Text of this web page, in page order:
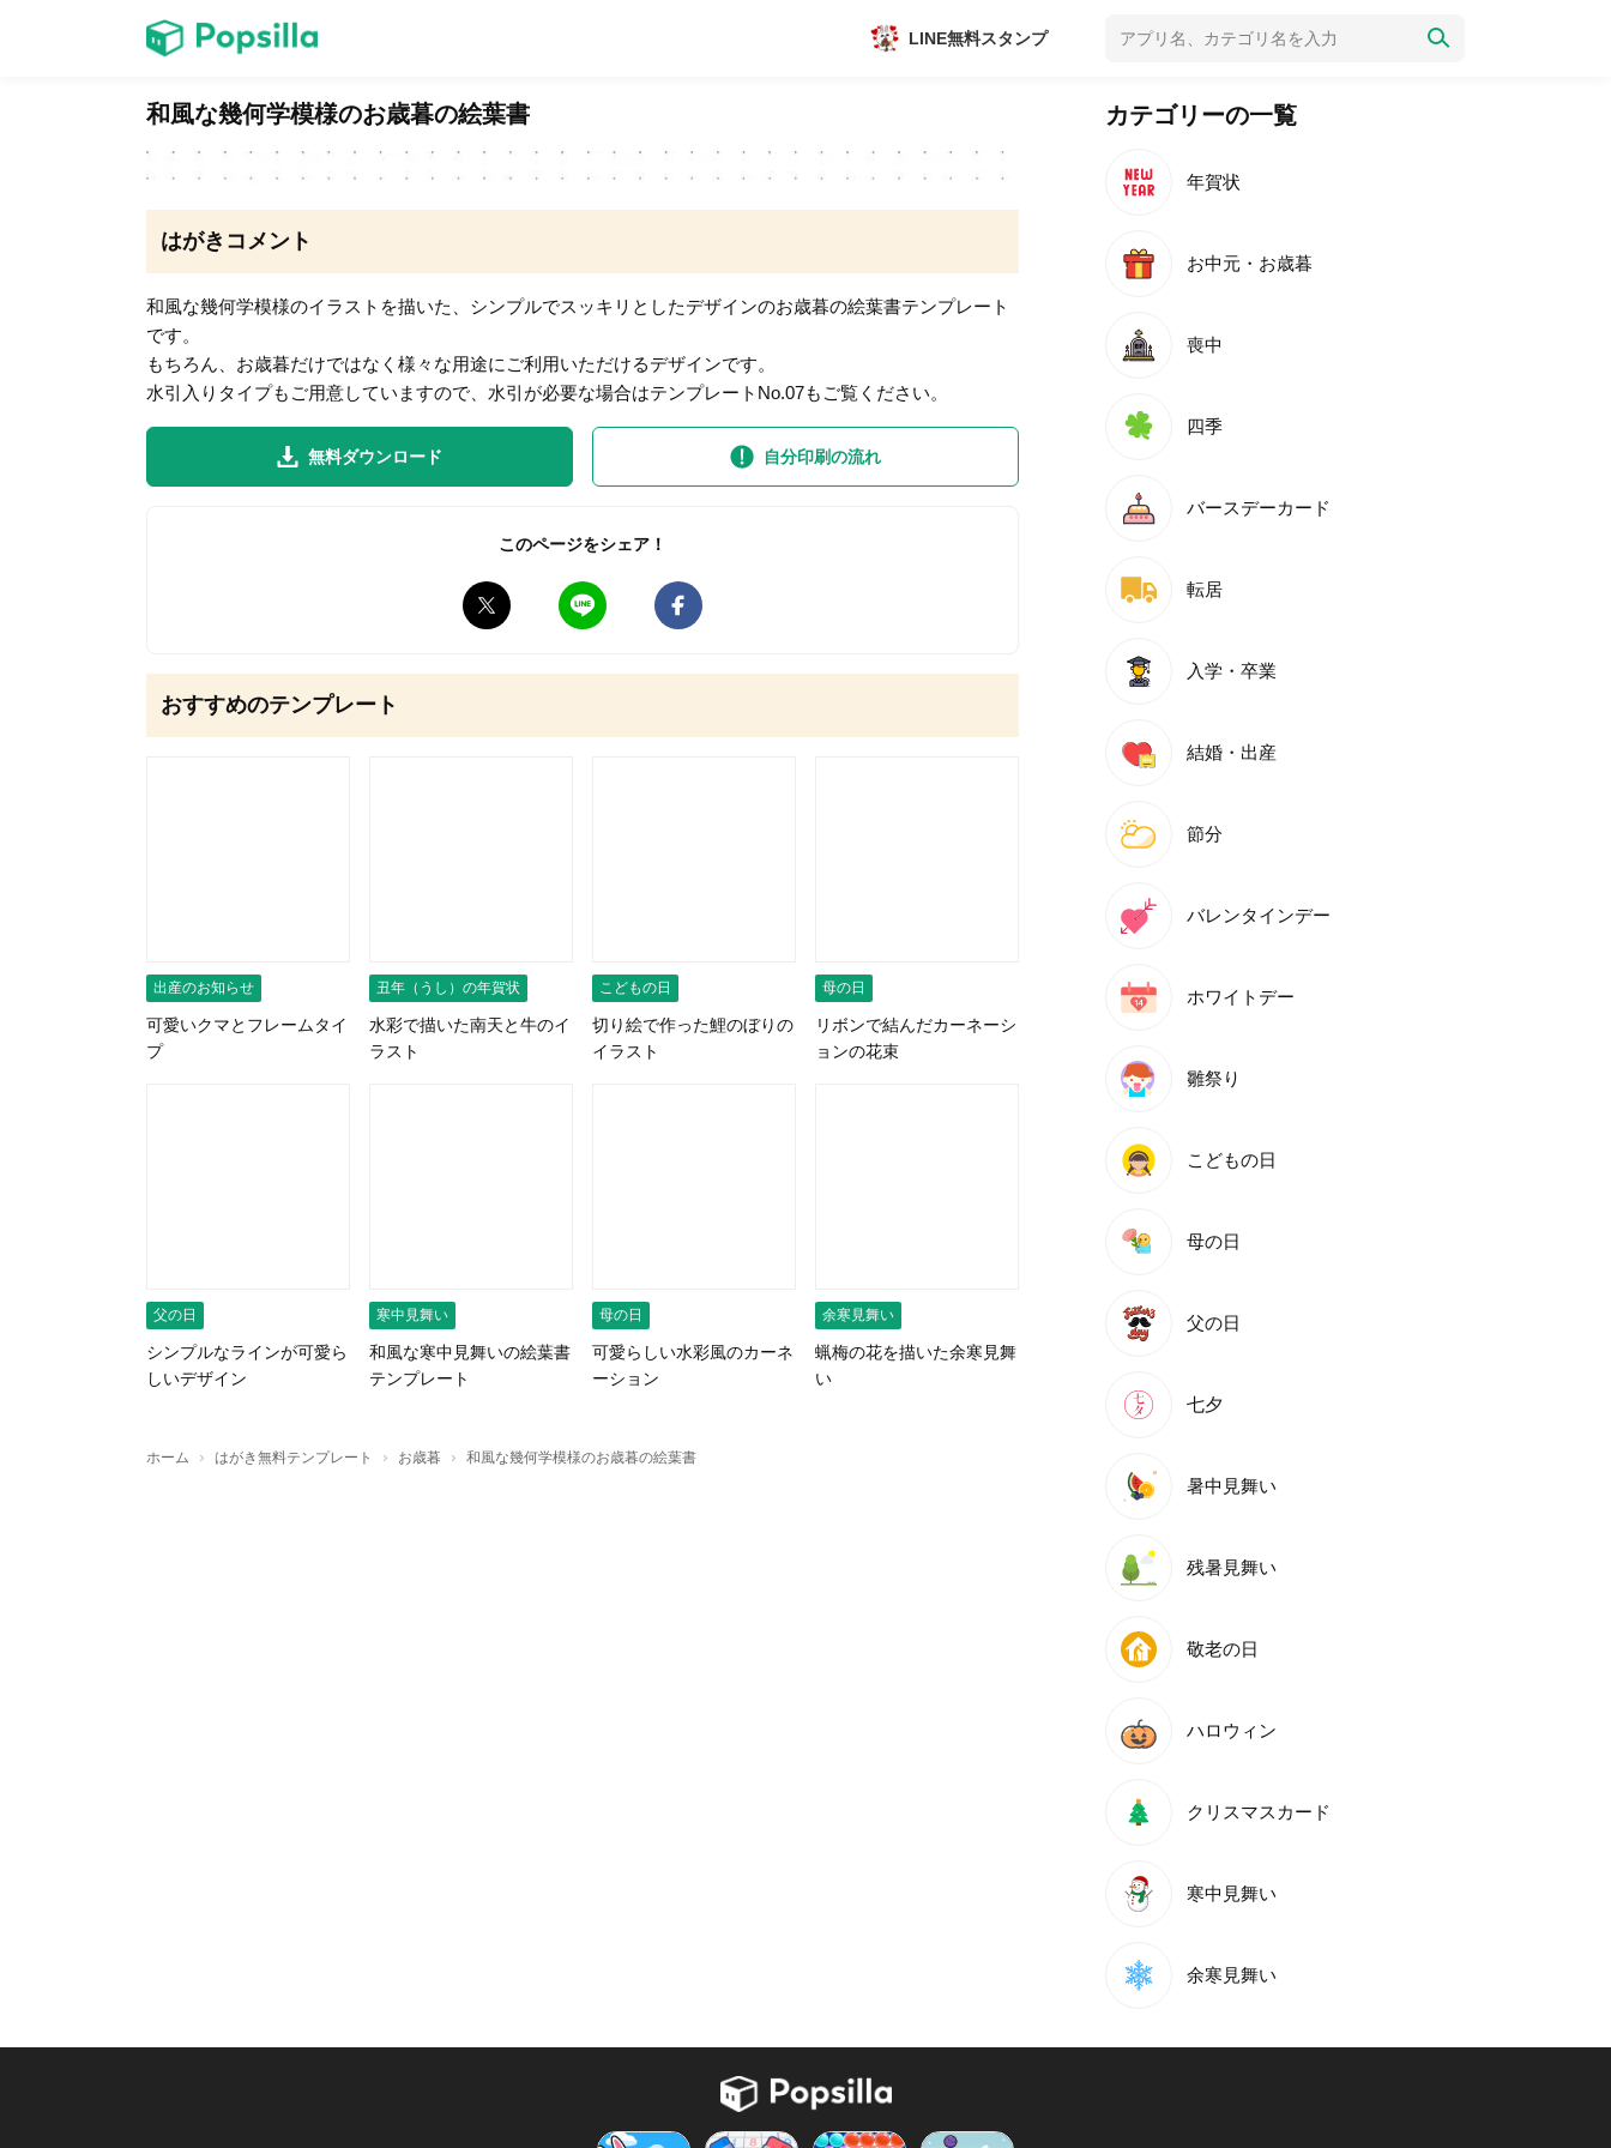
ゲーム 新作
LINE無料スタンプ
数独無料ゲーム
無料猫ミーム
LINE無料スタンプ
和風な幾何学模様のお歳暮の絵葉書
はがきコメント
和風な幾何学模様のイラストを描いた、シンプルでスッキリとしたデザインのお歳暮の絵葉書テンプレート
です。
もちろん、お歳暮だけではなく様々な用途にご利用いただけるデザインです。
水引入りタイプもご用意していますので、水引が必要な場合はテンプレートNo.07もご覧ください。
無料ダウンロード 自分印刷の流れ
このページをシェア！
おすすめのテンプレート
出産のお知らせ
可愛いクマとフレームタイ
プ
丑年（うし）の年賀状
水彩で描いた南天と牛のイ
ラスト
こどもの日
切り絵で作った鯉のぼりの
イラスト
母の日
リボンで結んだカーネーシ
ョンの花束
父の日
シンプルなラインが可愛ら
しいデザイン
寒中見舞い
和風な寒中見舞いの絵葉書
テンプレート
母の日
可愛らしい水彩風のカーネ
ーション
余寒見舞い
蝋梅の花を描いた余寒見舞
い
ホーム › はがき無料テンプレート › お歳暮 › 和風な幾何学模様のお歳暮の絵葉書
カテゴリーの一覧
年賀状
お中元・お歳暮
喪中
四季
バースデーカード
転居
入学・卒業
結婚・出産
節分
バレンタインデー
ホワイトデー
雛祭り
こどもの日
母の日
父の日
七夕
暑中見舞い
残暑見舞い
敬老の日
ハロウィン
クリスマスカード
寒中見舞い
余寒見舞い